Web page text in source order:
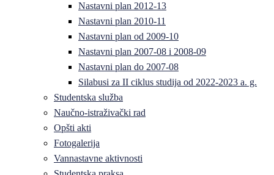
Nastavni plan 2012-13
Nastavni plan 2010-11
Nastavni plan od 2009-10
Nastavni plan 2007-08 i 2008-09
Nastavni plan do 2007-08
Silabusi za II ciklus studija od 2022-2023 a. g.
Studentska služba
Naučno-istraživački rad
Opšti akti
Fotogalerija
Vannastavne aktivnosti